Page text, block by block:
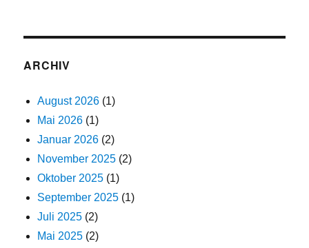
ARCHIV
August 2026 (1)
Mai 2026 (1)
Januar 2026 (2)
November 2025 (2)
Oktober 2025 (1)
September 2025 (1)
Juli 2025 (2)
Mai 2025 (2)